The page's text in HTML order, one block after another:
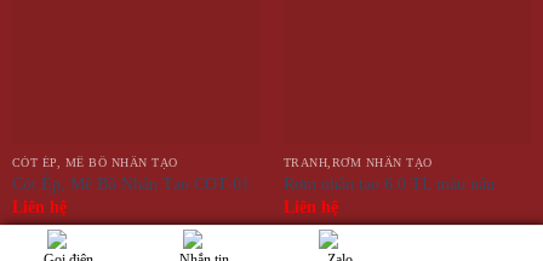
CÓT ÉP, MÊ BỒ NHÂN TẠO
Cót Ép, Mê Bồ Nhân Tạo COT-01
Liên hệ
TRANH,RƠM NHÂN TẠO
Rơm nhân tạo 6.0 TL màu nâu
Liên hệ